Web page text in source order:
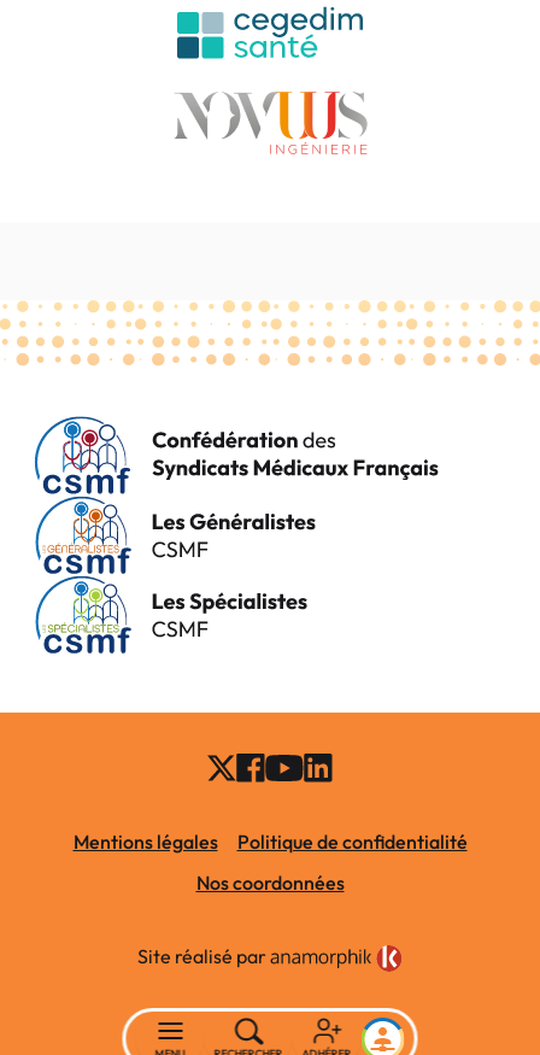
Mentions légales
Politique de confidentialité
Nos coordonnées
Site réalisé par